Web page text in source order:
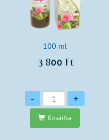
100 ml
3 800 Ft
Mennyiség
- +
Kosárba